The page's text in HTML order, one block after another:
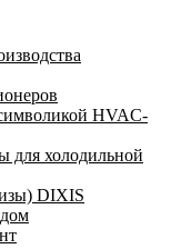
HVAC-
для холодильной
DIXIS